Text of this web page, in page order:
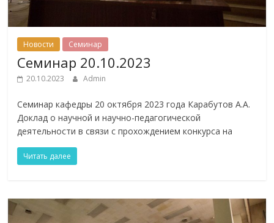
Новости Семинар
Семинар 20.10.2023
20.10.2023 Admin
Семинар кафедры 20 октября 2023 года Карабутов А.А.
Доклад о научной и научно-педагогической
деятельности в связи с прохождением конкурса на
Читать далее